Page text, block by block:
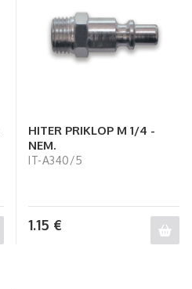
HITER PRIKLOP M 1/4 -
NEM.
IT-A340/5
1.15 €